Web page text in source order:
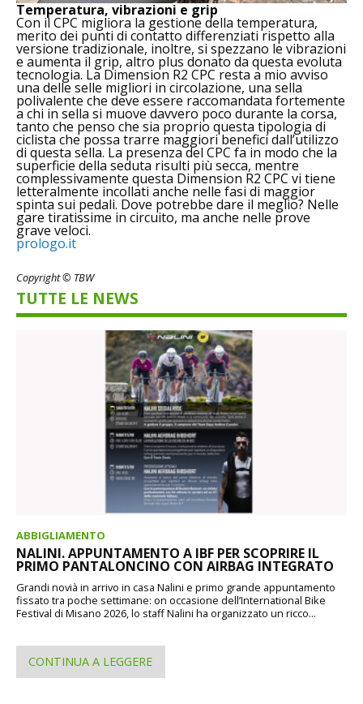
Temperatura, vibrazioni e grip
Con il CPC migliora la gestione della temperatura,
merito dei punti di contatto differenziati rispetto alla
versione tradizionale, inoltre, si spezzano le vibrazioni
e aumenta il grip, altro plus donato da questa evoluta
tecnologia. La Dimension R2 CPC resta a mio avviso
una delle selle migliori in circolazione, una sella
polivalente che deve essere raccomandata fortemente
a chi in sella si muove davvero poco durante la corsa,
tanto che penso che sia proprio questa tipologia di
ciclista che possa trarre maggiori benefici dall’utilizzo
di questa sella. La presenza del CPC fa in modo che la
superficie della seduta risulti più secca, mentre
complessivamente questa Dimension R2 CPC vi tiene
letteralmente incollati anche nelle fasi di maggior
spinta sui pedali. Dove potrebbe dare il meglio? Nelle
gare tiratissime in circuito, ma anche nelle prove
grave veloci.
prologo.it
Copyright © TBW
TUTTE LE NEWS
ABBIGLIAMENTO
NALINI. APPUNTAMENTO A IBF PER SCOPRIRE IL
PRIMO PANTALONCINO CON AIRBAG INTEGRATO
Grandi novià in arrivo in casa Nalini e primo grande appuntamento
fissato tra poche settimane: on occasione dell’International Bike
Festival di Misano 2026, lo staff Nalini ha organizzato un ricco...
CONTINUA A LEGGERE